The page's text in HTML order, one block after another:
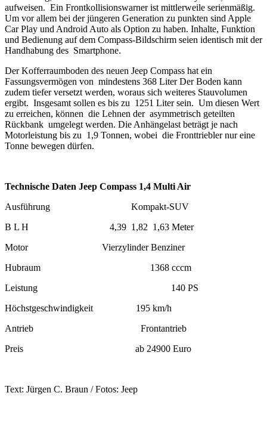
aufweisen. Ein Frontkollisionswarner ist mittlerweile serienmäßig.
Um vor allem bei der jüngeren Generation zu punkten sind Apple
Car Play und Android Auto als Option zu haben. Inhalte, Funktion
und Bedienung auf dem Compass-Bildschirm seien identisch mit der
Handhabung des Smartphone.
Der Kofferraumboden des neuen Jeep Compass hat ein
Fassungsvermögen von mindestens 368 Liter Der Boden kann
zudem tiefer versetzt werden, woraus sich weiteres Stauvolumen
ergibt. Insgesamt sollen es bis zu 1251 Liter sein. Um diesen Wert
zu erreichen, können die Lehnen der asymmetrisch geteilten
Rückbank umgelegt werden. Die Anhängelast beträgt je nach
Motorleistung bis zu 1,9 Tonnen, wobei die Fronttriebler nur eine
Tonne bewegen dürfen.
Technische Daten Jeep Compass 1,4 Multi Air
Ausführung Kompakt-SUV
B L H 4,39 1,82 1,63 Meter
Motor Vierzylinder Benziner
Hubraum 1368 cccm
Leistung 140 PS
Höchstgeschwindigkeit 195 km/h
Antrieb Frontantrieb
Preis ab 24900 Euro
Text: Jürgen C. Braun / Fotos: Jeep